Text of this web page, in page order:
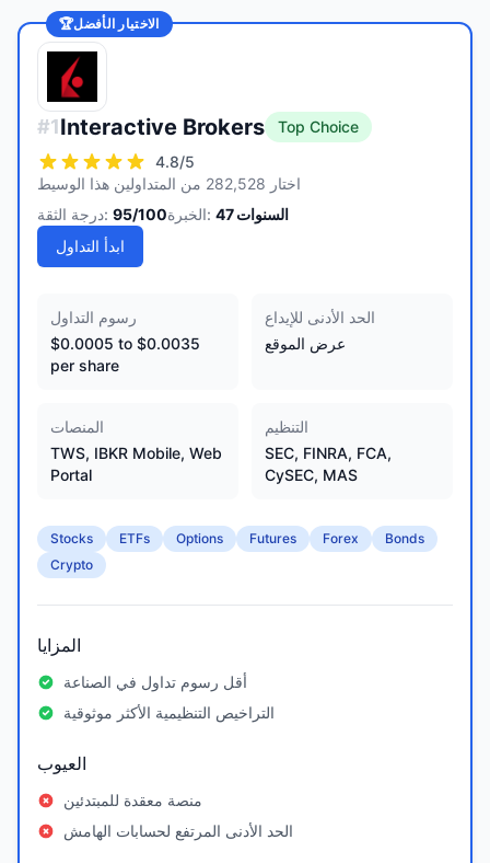
🏆الاختيار الأفضل
#1Interactive Brokers
Top Choice
4.8/5
اختار 282,528 من المتداولين هذا الوسيط
درجة الثقة: 95/100 الخبرة: 47 السنوات
ابدأ التداول
رسوم التداول
$0.0005 to $0.0035
per share
الحد الأدنى للإيداع
عرض الموقع
المنصات
TWS, IBKR Mobile, Web
Portal
التنظيم
SEC, FINRA, FCA,
CySEC, MAS
Stocks ETFs Options Futures Forex
Bonds
Crypto
المزايا
أقل رسوم تداول في الصناعة
التراخيص التنظيمية الأكثر موثوقية
العيوب
منصة معقدة للمبتدئين
الحد الأدنى المرتفع لحسابات الهامش